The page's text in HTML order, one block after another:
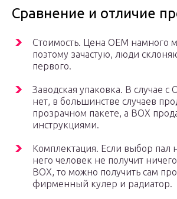
Сравнение и отличие
Стоимость. Цена ОЕМ намного
поэтому зачастую, люди
первого.
Заводская упаковка. В случае
нет, в большинстве случаев
прозрачном пакете, а ВОХ
инструкциями.
Комплектация. Если выбор пал
него человек не получит
ВОХ, то можно получить сам
фирменный кулер и радиатор.